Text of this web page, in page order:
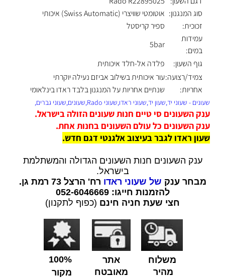
סוג המנגנון: אוטומטי שוויצרי (Swiss Automatic) איכותי
זכוכית:
ספיר קריסטל
עמידות
במים:
5bar
גוף השעון:
פלדה אל-חלד איכותית
צמיד/רצועה:עור איכותית בשילוב אביזם נעילה יוקרתי
אחריות:
שנתיים אחריות על המנגנון בלבד ראדו בינלאומי
שעונים - שעוני יד,שעון יד,שעוני ראדו,שעוני Rado,שעונים,שעוני גברים,
ענק השעונים סי טיים חנות שעונים הזולה בישראל.
ענק השעונים כל עולם השעונים בחנות אחת.
שעון ראדו לגבר בעיצוב אלגנטי דגם חדש.
ענק השעונים חנות השעונים הגדולה והמשתלמת
בישראל.
מבחר ענק של שעוני ראדו רח' הרצל 73 רמת גן.
להזמנות חייגו: 052-6046669
חצי שעת חניה חינם (כפוף לתקנון)
משלוח
מהיר
אתר
מאובטח
100%
מקור